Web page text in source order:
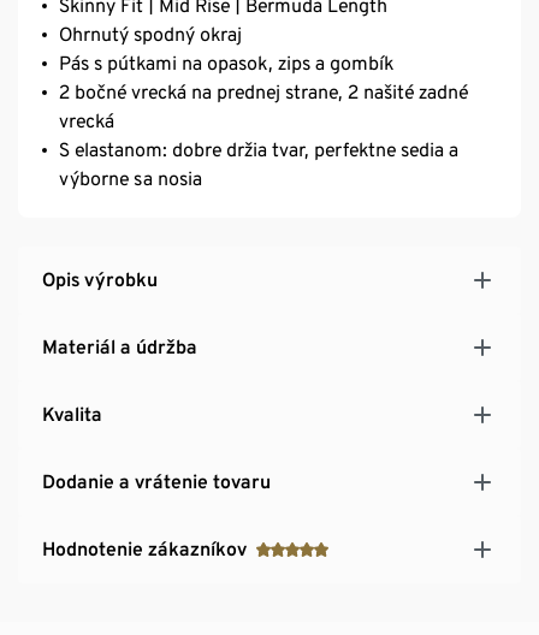
Skinny Fit | Mid Rise | Bermuda Length
Ohrnutý spodný okraj
Pás s pútkami na opasok, zips a gombík
2 bočné vrecká na prednej strane, 2 našité zadné
vrecká
S elastanom: dobre držia tvar, perfektne sedia a
výborne sa nosia
Opis výrobku
Materiál a údržba
Kvalita
Dodanie a vrátenie tovaru
Hodnotenie zákazníkov